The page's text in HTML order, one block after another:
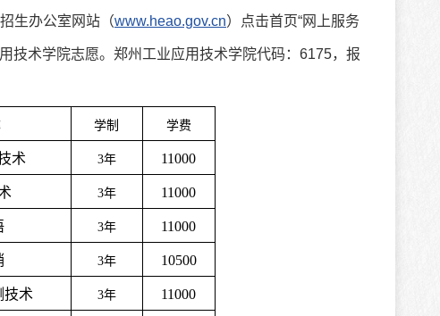
生办公室网站（www.heao.gov.cn）点击首页“网上服务
技术学院志愿。郑州工业应用技术学院代码：6175，报
学制 学费
术 3年 11000
3年 11000
3年 11000
3年 10500
技术 3年 11000